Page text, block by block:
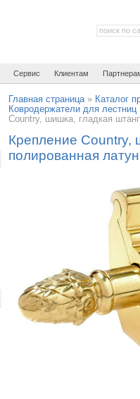
Сервис Клиентам
Главная страница» Каталог
Ковродержатели для лестниц
Country, шишка, гладкая
Крепление Country,
полированная